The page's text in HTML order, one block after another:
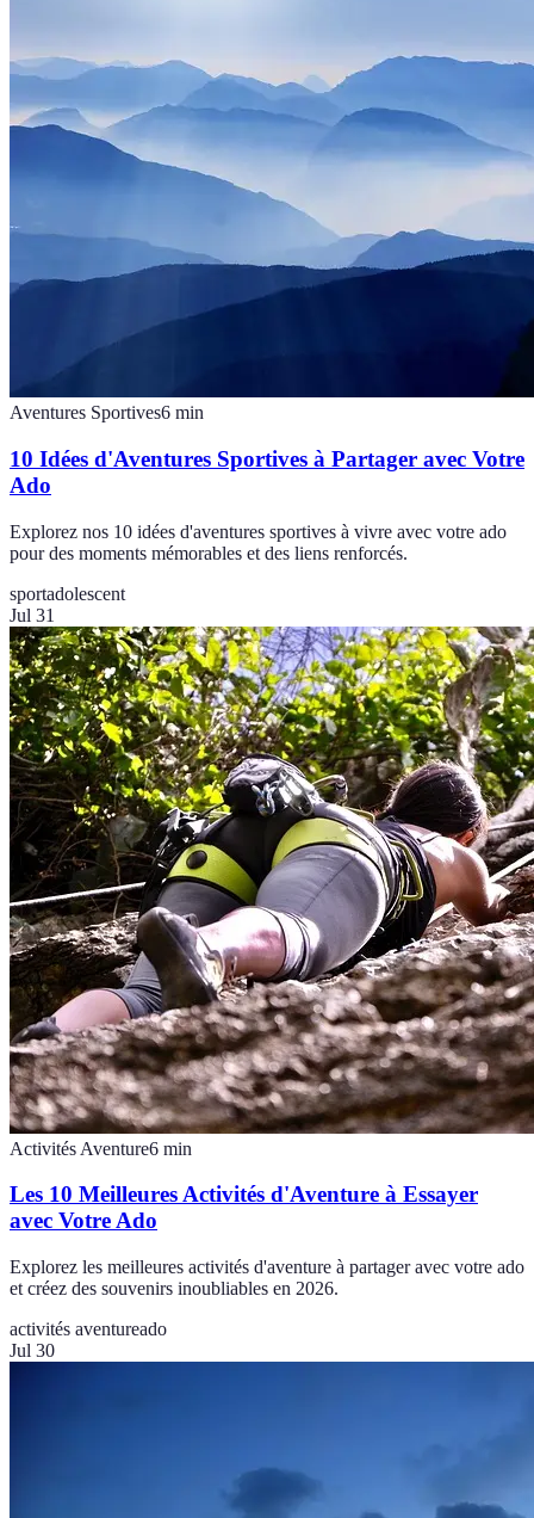
Aventures Sportives6 min
10 Idées d'Aventures Sportives à Partager avec Votre
Ado
Explorez nos 10 idées d'aventures sportives à vivre avec votre ado
pour des moments mémorables et des liens renforcés.
sportadolescent
Jul 31
Activités Aventure6 min
Les 10 Meilleures Activités d'Aventure à Essayer
avec Votre Ado
Explorez les meilleures activités d'aventure à partager avec votre ado
et créez des souvenirs inoubliables en 2026.
activités aventureado
Jul 30